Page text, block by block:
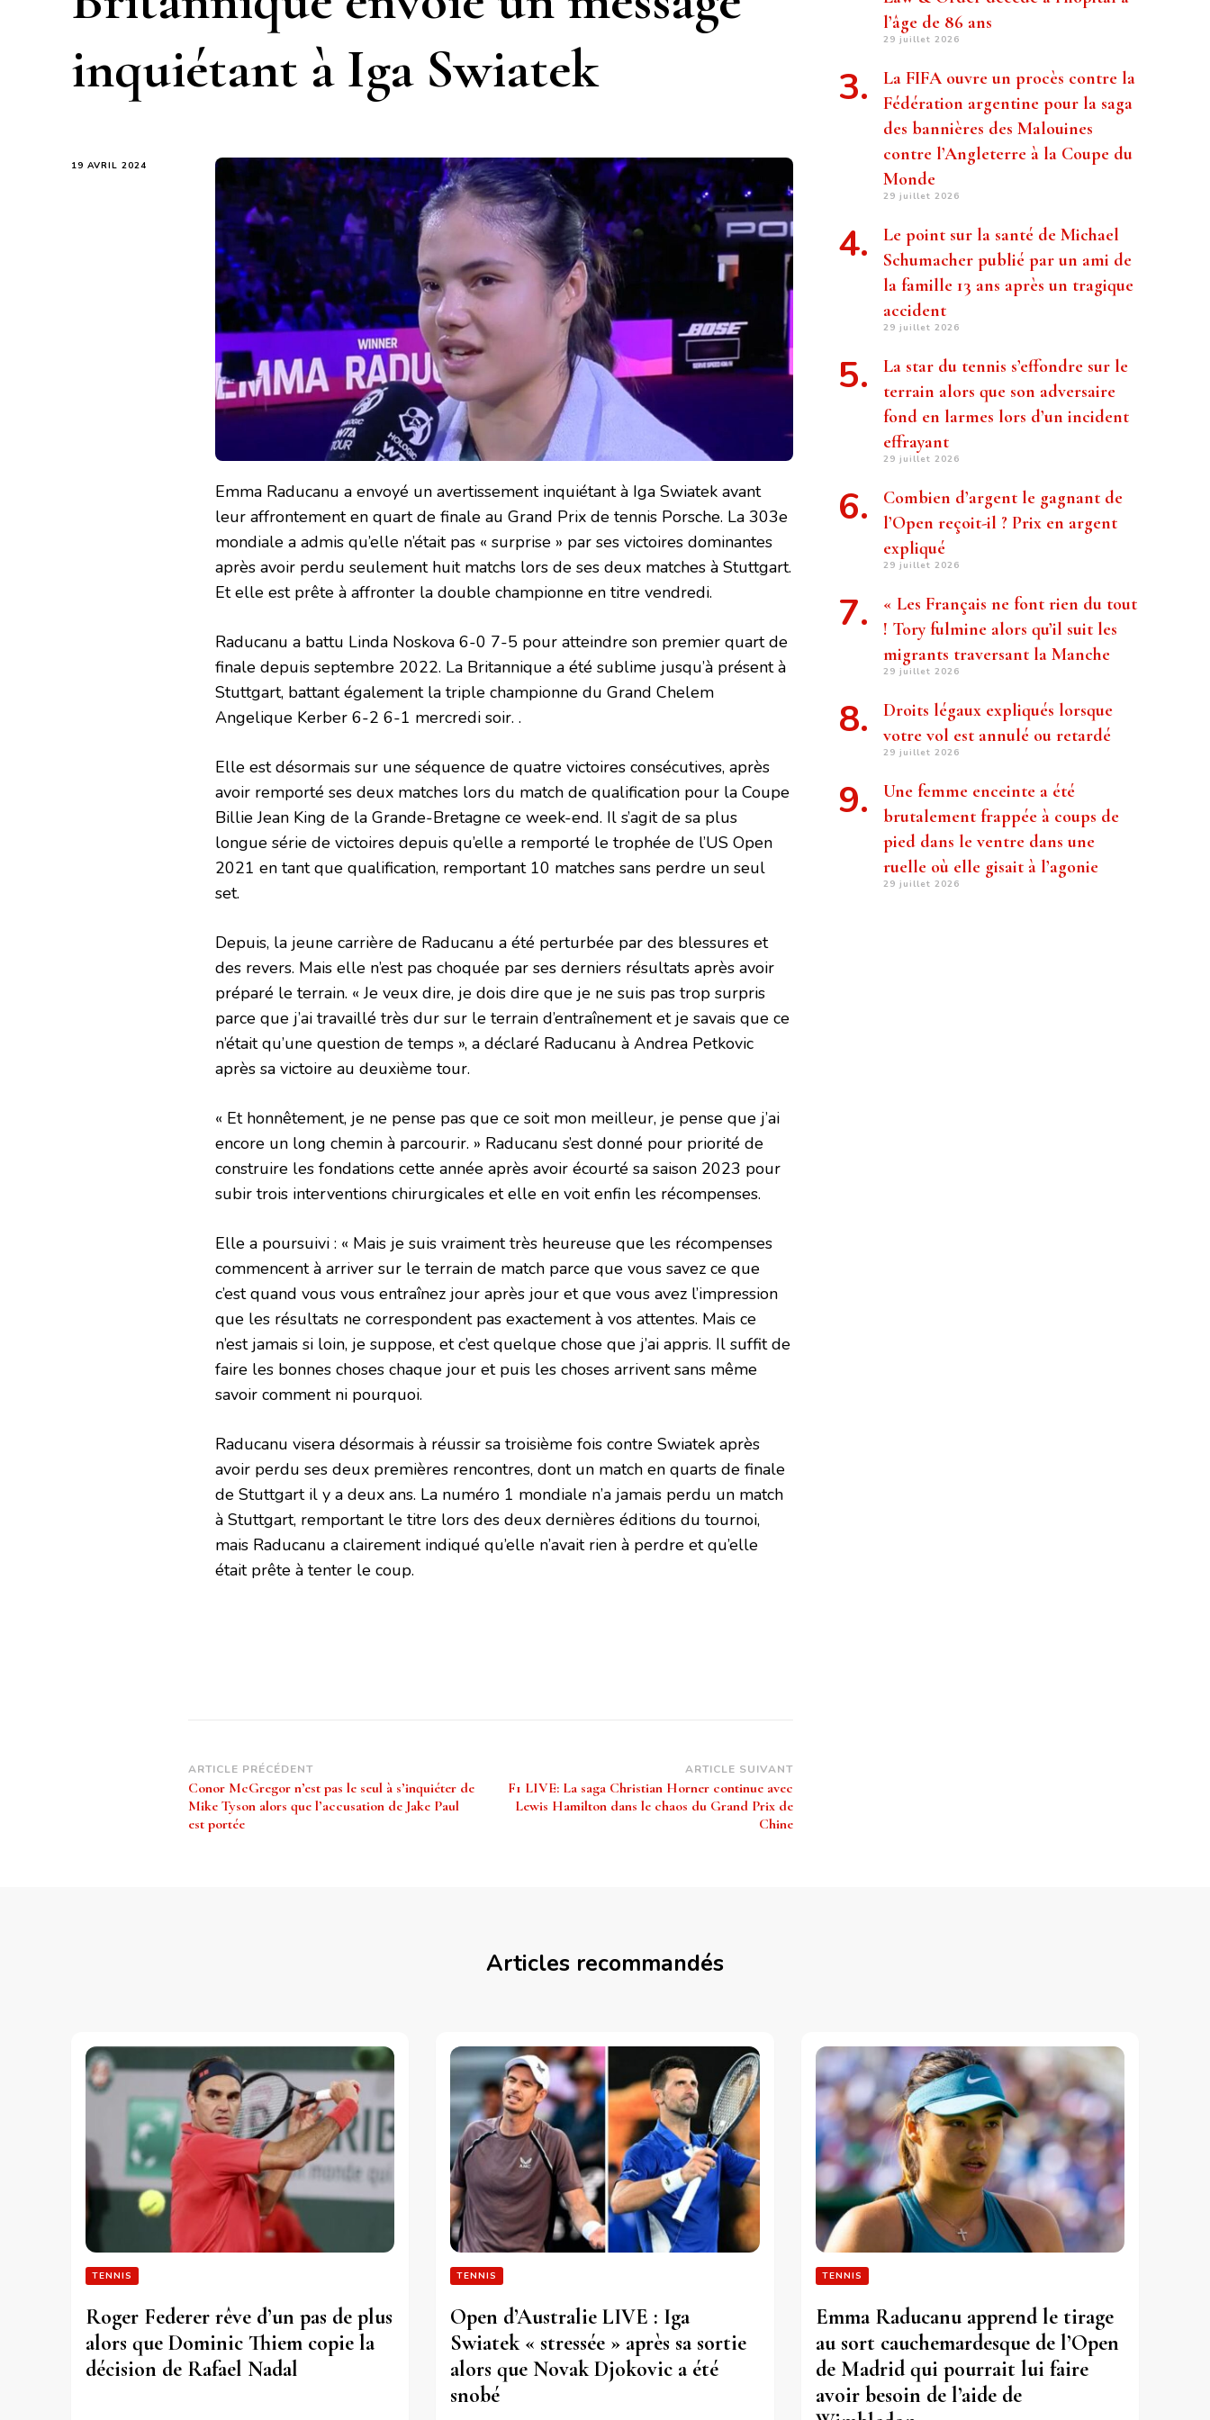
inquiétant à Iga Swiatek
19 AVRIL 2024
Emma Raducanu a envoyé un avertissement inquiétant à Iga Swiatek avant
leur affrontement en quart de finale au Grand Prix de tennis Porsche. La 303e
mondiale a admis qu’elle n’était pas « surprise » par ses victoires dominantes
après avoir perdu seulement huit matchs lors de ses deux matches à Stuttgart.
Et elle est prête à affronter la double championne en titre vendredi.
Raducanu a battu Linda Noskova 6-0 7-5 pour atteindre son premier quart de
finale depuis septembre 2022. La Britannique a été sublime jusqu’à présent à
Stuttgart, battant également la triple championne du Grand Chelem
Angelique Kerber 6-2 6-1 mercredi soir. .
Elle est désormais sur une séquence de quatre victoires consécutives, après
avoir remporté ses deux matches lors du match de qualification pour la Coupe
Billie Jean King de la Grande-Bretagne ce week-end. Il s’agit de sa plus
longue série de victoires depuis qu’elle a remporté le trophée de l’US Open
2021 en tant que qualification, remportant 10 matches sans perdre un seul
set.
Depuis, la jeune carrière de Raducanu a été perturbée par des blessures et
des revers. Mais elle n’est pas choquée par ses derniers résultats après avoir
préparé le terrain. « Je veux dire, je dois dire que je ne suis pas trop surpris
parce que j’ai travaillé très dur sur le terrain d’entraînement et je savais que ce
n’était qu’une question de temps », a déclaré Raducanu à Andrea Petkovic
après sa victoire au deuxième tour.
« Et honnêtement, je ne pense pas que ce soit mon meilleur, je pense que j’ai
encore un long chemin à parcourir. » Raducanu s’est donné pour priorité de
construire les fondations cette année après avoir écourté sa saison 2023 pour
subir trois interventions chirurgicales et elle en voit enfin les récompenses.
Elle a poursuivi : « Mais je suis vraiment très heureuse que les récompenses
commencent à arriver sur le terrain de match parce que vous savez ce que
c’est quand vous vous entraînez jour après jour et que vous avez l’impression
que les résultats ne correspondent pas exactement à vos attentes. Mais ce
n’est jamais si loin, je suppose, et c’est quelque chose que j’ai appris. Il suffit de
faire les bonnes choses chaque jour et puis les choses arrivent sans même
savoir comment ni pourquoi.
Raducanu visera désormais à réussir sa troisième fois contre Swiatek après
avoir perdu ses deux premières rencontres, dont un match en quarts de finale
de Stuttgart il y a deux ans. La numéro 1 mondiale n’a jamais perdu un match
à Stuttgart, remportant le titre lors des deux dernières éditions du tournoi,
mais Raducanu a clairement indiqué qu’elle n’avait rien à perdre et qu’elle
était prête à tenter le coup.
Navigation
d’article
ARTICLE PRÉCÉDENT
Conor McGregor n’est pas le seul à s’inquiéter de
Mike Tyson alors que l’accusation de Jake Paul
est portée
ARTICLE SUIVANT
F1 LIVE: La saga Christian Horner continue avec
Lewis Hamilton dans le chaos du Grand Prix de
Chine
l’âge de 86 ans
29 juillet 2026
La FIFA ouvre un procès contre la
Fédération argentine pour la saga
des bannières des Malouines
contre l’Angleterre à la Coupe du
Monde
29 juillet 2026
Le point sur la santé de Michael
Schumacher publié par un ami de
la famille 13 ans après un tragique
accident
29 juillet 2026
La star du tennis s’effondre sur le
terrain alors que son adversaire
fond en larmes lors d’un incident
effrayant
29 juillet 2026
Combien d’argent le gagnant de
l’Open reçoit-il ? Prix ​​en argent
expliqué
29 juillet 2026
« Les Français ne font rien du tout
! Tory fulmine alors qu’il suit les
migrants traversant la Manche
29 juillet 2026
Droits légaux expliqués lorsque
votre vol est annulé ou retardé
29 juillet 2026
Une femme enceinte a été
brutalement frappée à coups de
pied dans le ventre dans une
ruelle où elle gisait à l’agonie
29 juillet 2026
Articles recommandés
TENNIS
Roger Federer rêve d’un pas de plus
alors que Dominic Thiem copie la
décision de Rafael Nadal
TENNIS
Open d’Australie LIVE : Iga
Swiatek « stressée » après sa sortie
alors que Novak Djokovic a été
snobé
TENNIS
Emma Raducanu apprend le tirage
au sort cauchemardesque de l’Open
de Madrid qui pourrait lui faire
avoir besoin de l’aide de